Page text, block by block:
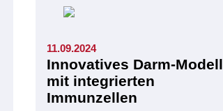
11.09.2024
Innovatives Darm-Modell
mit integrierten
Immunzellen